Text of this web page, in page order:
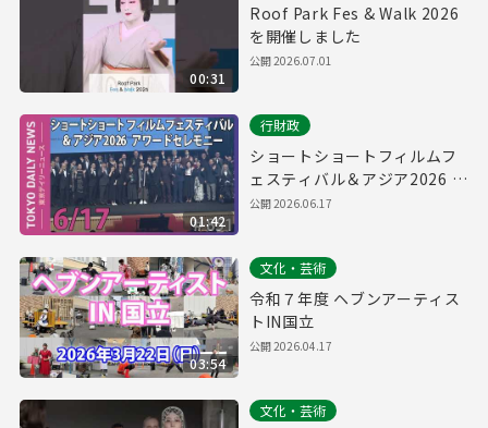
00:31
Roof Park Fes & Walk 2026
を開催しました
公開2026.07.01
01:42
行財政
ショートショートフィルムフ
ェスティバル＆アジア2026 ア
ワードセレモニー（令和8年6
公開2026.06.17
03:54
文化・芸術
令和７年度 ヘブンアーティス
トIN国立
公開2026.04.17
文化・芸術